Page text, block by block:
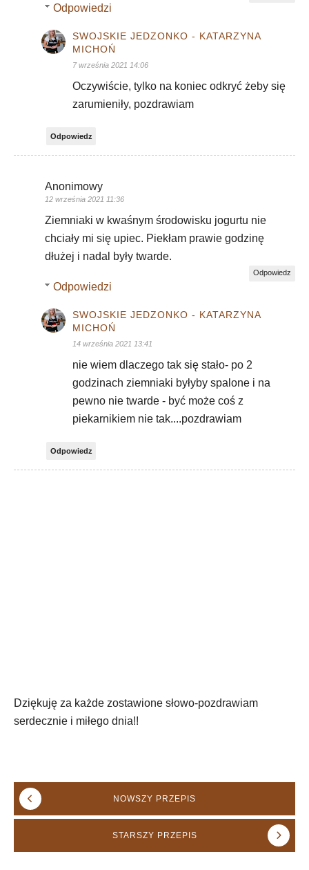
Odpowiedzi
SWOJSKIE JEDZONKO - KATARZYNA
MICHOŃ
7 września 2021 14:06
Oczywiście, tylko na koniec odkryć żeby się
zarumieniły, pozdrawiam
Odpowiedz
Anonimowy
12 września 2021 11:36
Ziemniaki w kwaśnym środowisku jogurtu nie
chciały mi się upiec. Piekłam prawie godzinę
dłużej i nadal były twarde.
Odpowiedz
Odpowiedzi
SWOJSKIE JEDZONKO - KATARZYNA
MICHOŃ
14 września 2021 13:41
nie wiem dlaczego tak się stało- po 2
godzinach ziemniaki byłyby spalone i na
pewno nie twarde - być może coś z
piekarnikiem nie tak....pozdrawiam
Odpowiedz
Dziękuję za każde zostawione słowo-pozdrawiam
serdecznie i miłego dnia!!
NOWSZY PRZEPIS
STARSZY PRZEPIS